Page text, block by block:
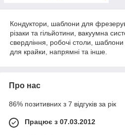
Кондуктори, шаблони для
різаки та гільйотини, вакуумна
свердління, робочі столи,
для крайки, напрямні та інше.
Про нас
86% позитивних з 7 відгуків за рік
Працює з 07.03.2012